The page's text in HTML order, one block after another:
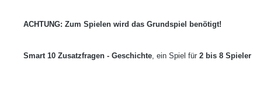
ACHTUNG: Zum Spielen wird das Grundspiel benötigt!
Smart 10 Zusatzfragen - Geschichte, ein Spiel für 2 bis 8 Spieler